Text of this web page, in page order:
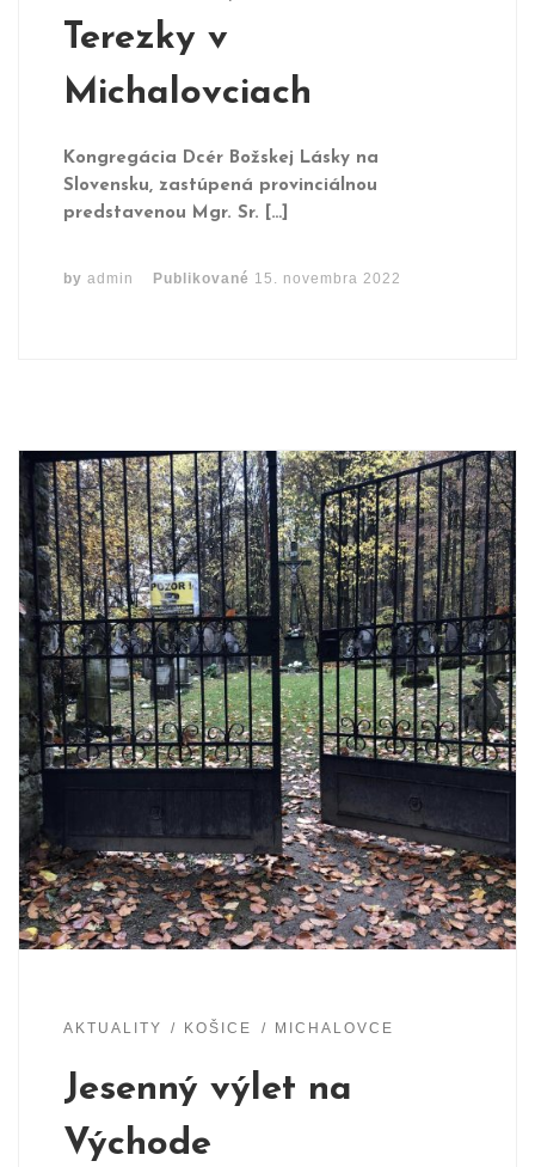
Terezky v
Michalovciach
Kongregácia Dcér Božskej Lásky na
Slovensku, zastúpená provinciálnou
predstavenou Mgr. Sr. […]
by admin Publikované 15. novembra 2022
AKTUALITY KOŠICE MICHALOVCE
Jesenný výlet na
Východe